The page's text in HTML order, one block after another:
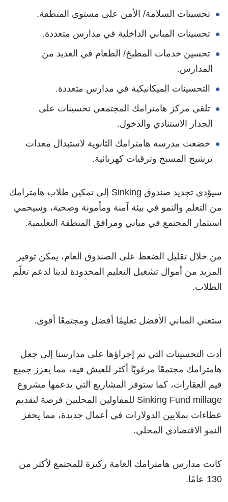
تحسينات السلامة/ الأمن على مستوى المنطقة.
تحسينات المباني الداخلية في مدارس متعددة.
تحسين خدمات المطبخ/ الطعام في العديد من
المدارس.
التحسينات الميكانيكية في مدارس متعددة.
تلقى مركز هامترامك المجتمعي تحسينات على
الجدار الاستنادي والدخول.
خضعت مدرسة هامترامك الثانوية لاستبدال معدات
ترشيح المسبح وترقيات كهربائية.
سيؤدي تجديد صندوق Sinking إلى تمكين طلاب هامترامك
من التعلم والنمو في بيئة آمنة ومأمونة وصحية، وسيحمي
استثمار المجتمع في مباني ومرافق المنطقة التعليمية.
من خلال تقليل الضغط على الصندوق العام، يمكن توفير
المزيد من أموال تشغيل التعليم المحدودة لدينا لدعم تعلّم
الطلاب.
ستعني المباني الأفضل تعليمًا أفضل ومجتمعًا أقوى.
أدت التحسينات التي تم إجراؤها على مدارسنا إلى جعل
هامترامك مجتمعًا مرغوبًا أكثر للعيش فيه، مما يعزز جميع
قيم العقارات، كما ستوفر المشاريع التي يدعمها مشروع
Sinking Fund millage للمقاولين المحليين فرصة لتقديم
عطاءات بملايين الدولارات في أعمال جديدة، مما يحفز
النمو الاقتصادي المحلي.
كانت مدارس هامترامك العامة ركيزة للمجتمع لأكثر من
130 عامًا.